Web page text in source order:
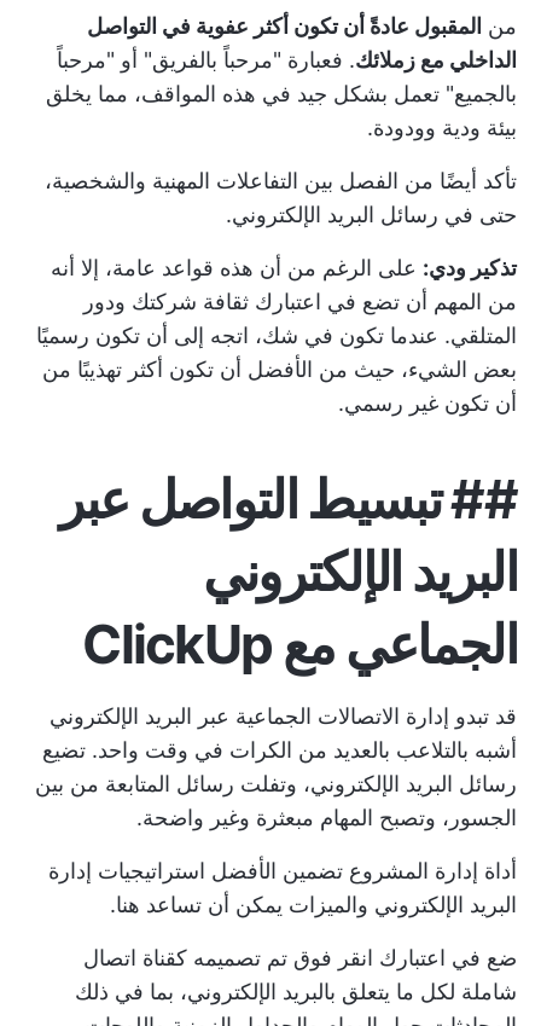
من المقبول عادةً أن تكون أكثر عفوية في التواصل
الداخلي مع زملائك. فعبارة "مرحباً بالفريق" أو "مرحباً
بالجميع" تعمل بشكل جيد في هذه المواقف، مما يخلق
بيئة ودية وودودة.
تأكد أيضًا من الفصل بين التفاعلات المهنية والشخصية،
حتى في رسائل البريد الإلكتروني.
تذكير ودي: على الرغم من أن هذه قواعد عامة، إلا أنه
من المهم أن تضع في اعتبارك ثقافة شركتك ودور
المتلقي. عندما تكون في شك، اتجه إلى أن تكون رسميًا
بعض الشيء، حيث من الأفضل أن تكون أكثر تهذيبًا من
أن تكون غير رسمي.
##تبسيط التواصل عبر
البريد الإلكتروني
الجماعي مع ClickUp
قد تبدو إدارة الاتصالات الجماعية عبر البريد الإلكتروني
أشبه بالتلاعب بالعديد من الكرات في وقت واحد. تضيع
رسائل البريد الإلكتروني، وتفلت رسائل المتابعة من بين
الجسور، وتصبح المهام مبعثرة وغير واضحة.
أداة إدارة المشروع تضمين الأفضل استراتيجيات إدارة
البريد الإلكتروني والميزات يمكن أن تساعد هنا.
ضع في اعتبارك انقر فوق تم تصميمه كقناة اتصال
شاملة لكل ما يتعلق بالبريد الإلكتروني، بما في ذلك